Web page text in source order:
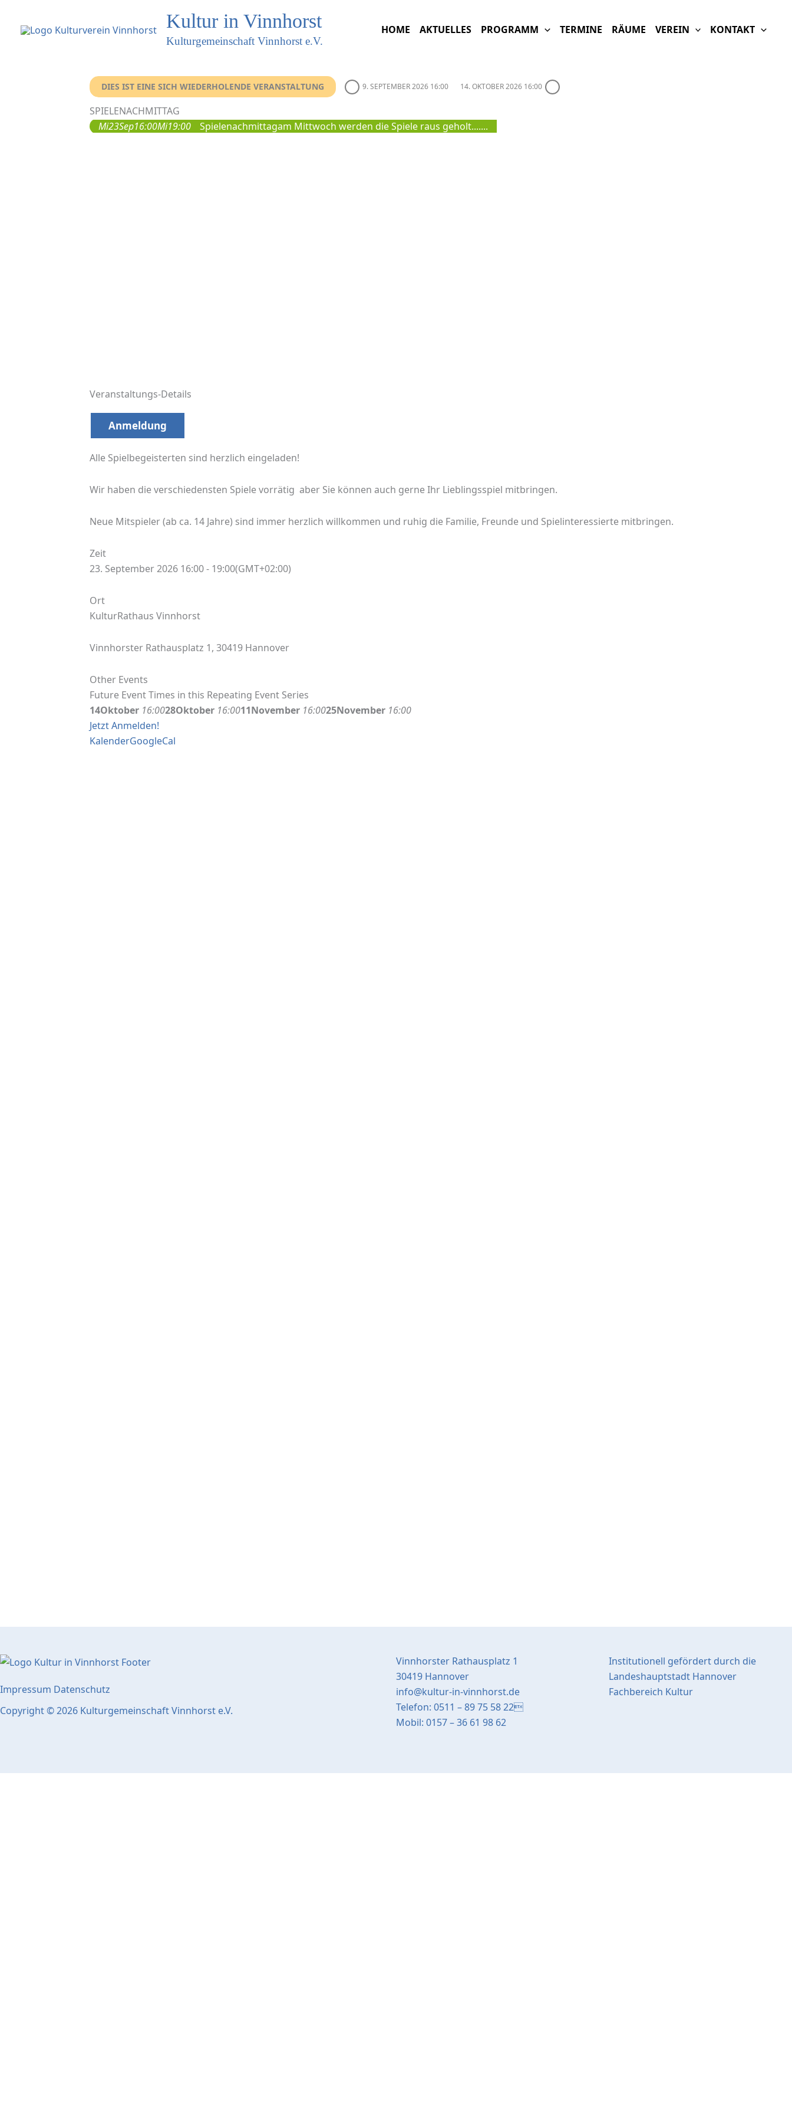
Kultur in Vinnhorst
Kulturgemeinschaft Vinnhorst e.V.
HOME AKTUELLES PROGRAMM TERMINE RÄUME VEREIN KONTAKT
DIES IST EINE SICH WIEDERHOLENDE VERANSTALTUNG 9. SEPTEMBER 2026 16:00 14. OKTOBER 2026 16:00
SPIELENACHMITTAG
Mi23Sep16:00Mi19:00 Spielenachmittagam Mittwoch werden die Spiele raus geholt.......
Veranstaltungs-Details
Anmeldung
Alle Spielbegeisterten sind herzlich eingeladen!
Wir haben die verschiedensten Spiele vorrätig aber Sie können auch gerne Ihr Lieblingsspiel mitbringen.
Neue Mitspieler (ab ca. 14 Jahre) sind immer herzlich willkommen und ruhig die Familie, Freunde und Spielinteressierte mitbringen.
Zeit
23. September 2026 16:00 - 19:00(GMT+02:00)
Ort
KulturRathaus Vinnhorst
Vinnhorster Rathausplatz 1, 30419 Hannover
Other Events
Future Event Times in this Repeating Event Series
14Oktober 16:0028Oktober 16:0011November 16:0025November 16:00
Jetzt Anmelden!
KalenderGoogleCal
Impressum Datenschutz
Copyright © 2026 Kulturgemeinschaft Vinnhorst e.V.
Vinnhorster Rathausplatz 1
30419 Hannover
info@kultur-in-vinnhorst.de
Telefon: 0511 – 89 75 58 22
Mobil: 0157 – 36 61 98 62
Institutionell gefördert durch die
Landeshauptstadt Hannover
Fachbereich Kultur